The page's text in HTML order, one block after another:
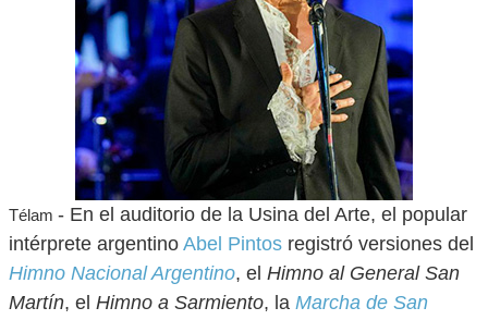
Télam - En el auditorio de la Usina del Arte, el popular
intérprete argentino Abel Pintos registró versiones del
Himno Nacional Argentino, el Himno al General San
Martín, el Himno a Sarmiento, la Marcha de San